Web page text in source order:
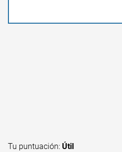
Tu puntuación: Útil